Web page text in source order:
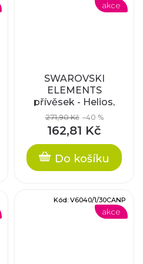
akce
SWAROVSKI
ELEMENTS
přívěsek - Helios,
crystal antique pink,
40mm
271,90 Kč –40 %
162,81 Kč
Do košíku
akce
Kód: V6040/1/30CANP